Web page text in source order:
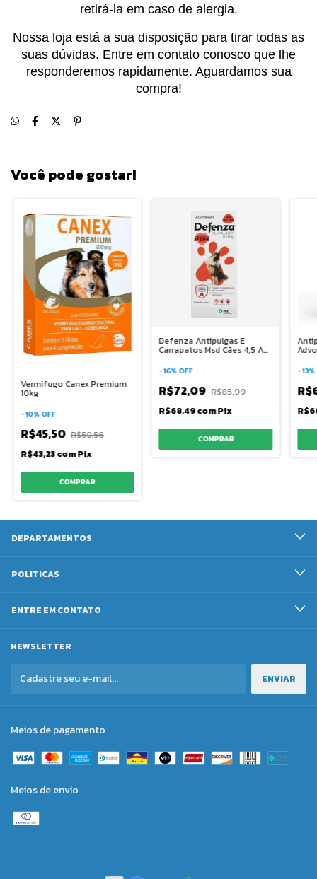
retirá-la em caso de alergia.
Nossa loja está a sua disposição para tirar todas as
suas dúvidas. Entre em contato conosco que lhe
responderemos rapidamente. Aguardamos sua
compra!
Você pode gostar!
Vermifugo Canex Premium
10kg
-10% OFF
R$45,50 R$50,56
R$43,23comPix
Defenza Antipulgas E
Carrapatos Msd Cães 4,5 A
-16% OFF
R$72,09 R$85,99
R$68,49comPix
-13%
DEPARTAMENTOS
POLITICAS
ENTRE EM CONTATO
NEWSLETTER
Meios de pagamento
Meios de envio